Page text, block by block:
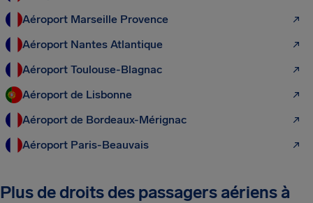
Aéroport Marseille Provence
Aéroport Nantes Atlantique
Aéroport Toulouse-Blagnac
Aéroport de Lisbonne
Aéroport de Bordeaux-Mérignac
Aéroport Paris-Beauvais
Plus de droits des passagers aériens à